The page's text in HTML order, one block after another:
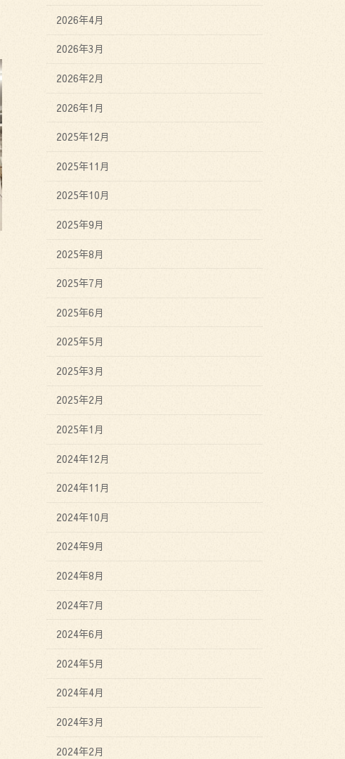
2026年4月
2026年3月
2026年2月
2026年1月
2025年12月
2025年11月
2025年10月
2025年9月
2025年8月
2025年7月
2025年6月
2025年5月
2025年3月
2025年2月
2025年1月
2024年12月
2024年11月
2024年10月
2024年9月
2024年8月
2024年7月
2024年6月
2024年5月
2024年4月
2024年3月
2024年2月